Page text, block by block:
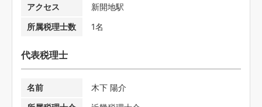
アクセス
新開地駅
所属税理士数
1名
代表税理士
名前
木下 陽介